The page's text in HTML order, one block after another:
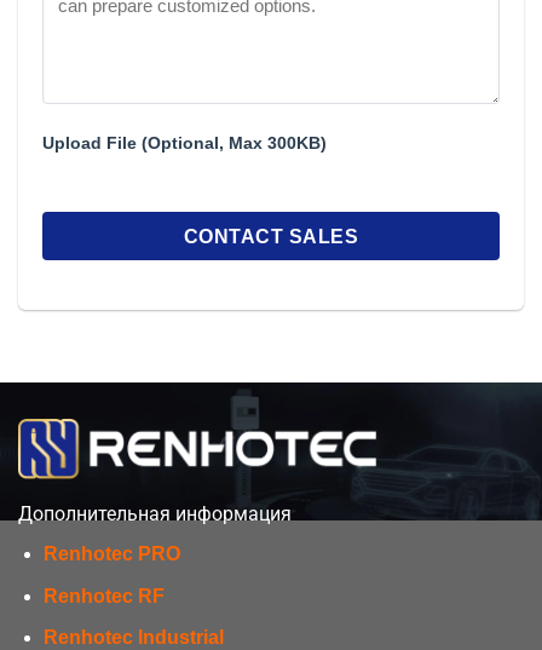
Upload File (Optional, Max 300KB)
Дополнительная информация
Renhotec PRO
Renhotec RF
Renhotec Industrial